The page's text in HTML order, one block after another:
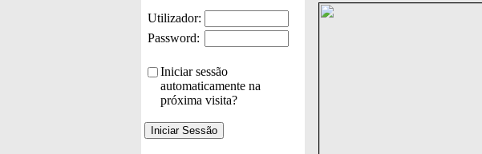
Utilizador:
Password:
Iniciar sessão
automaticamente na
próxima visita?